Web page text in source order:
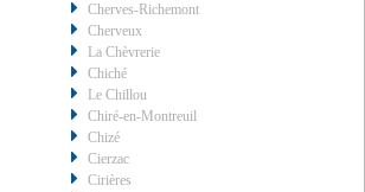
Cherves-Richemont
Cherveux
La Chèvrerie
Chiché
Le Chillou
Chiré-en-Montreuil
Chizé
Cierzac
Cirières